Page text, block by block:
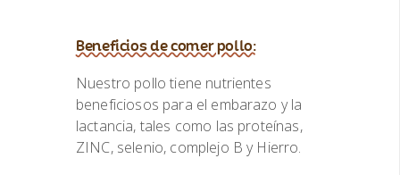
Beneficios de comer pollo:
Nuestro pollo tiene nutrientes
beneficiosos para el embarazo y la
lactancia, tales como las proteínas,
ZINC, selenio, complejo B y Hierro.